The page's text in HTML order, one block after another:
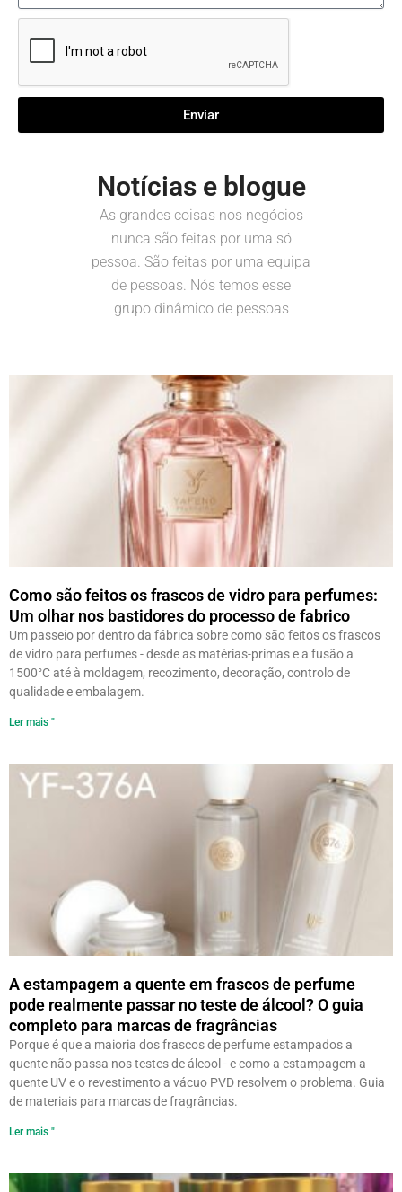
Enviar
Notícias e blogue
As grandes coisas nos negócios
nunca são feitas por uma só
pessoa. São feitas por uma equipa
de pessoas. Nós temos esse
grupo dinâmico de pessoas
Como são feitos os frascos de vidro para perfumes:
Um olhar nos bastidores do processo de fabrico
Um passeio por dentro da fábrica sobre como são feitos os frascos
de vidro para perfumes - desde as matérias-primas e a fusão a
1500°C até à moldagem, recozimento, decoração, controlo de
qualidade e embalagem.
Ler mais "
A estampagem a quente em frascos de perfume
pode realmente passar no teste de álcool? O guia
completo para marcas de fragrâncias
Porque é que a maioria dos frascos de perfume estampados a
quente não passa nos testes de álcool - e como a estampagem a
quente UV e o revestimento a vácuo PVD resolvem o problema. Guia
de materiais para marcas de fragrâncias.
Ler mais "